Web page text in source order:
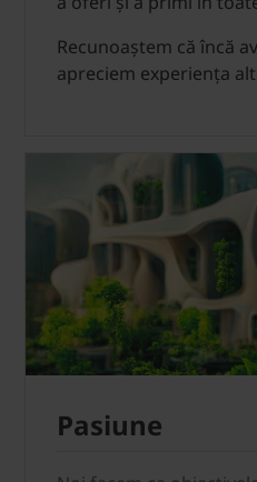
Recunoaștem că încă
apreciem experiența
Pasiune